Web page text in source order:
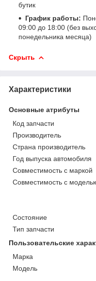
бутик
График работы:
09:00 до 18:00 (без
понедельника месяца)
Скрыть
Характеристики
Основные атрибуты
Код запчасти
Производитель
Страна производитель
Год выпуска автомобиля
Совместимость с маркой
Совместимость с
Состояние
Тип запчасти
Пользовательские
Марка
Модель